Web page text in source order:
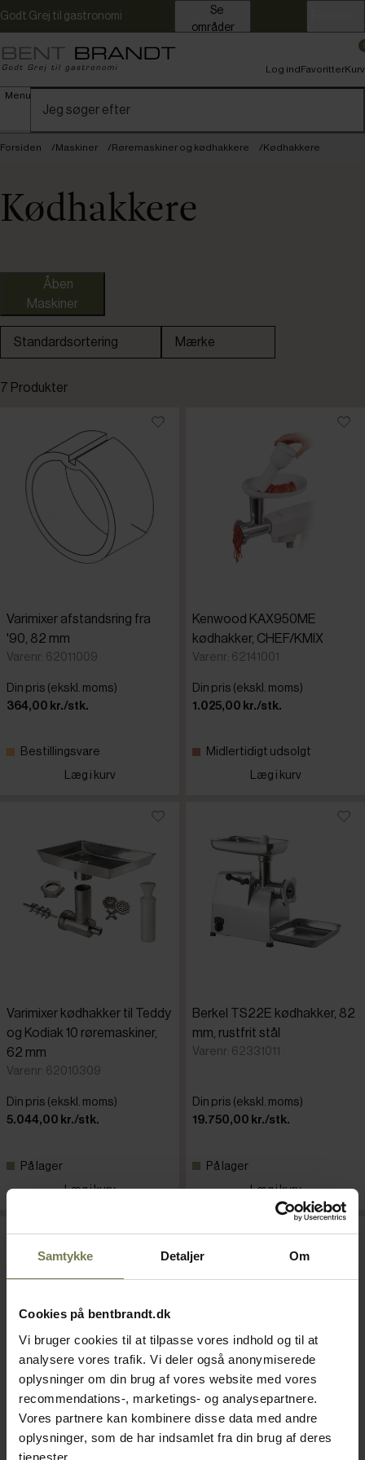
Samtykke Detaljer Om
Cookies på bentbrandt.dk
Vi bruger cookies til at tilpasse vores indhold og til at
analysere vores trafik. Vi deler også anonymiserede
oplysninger om din brug af vores website med vores
recommendations-, marketings- og analysepartnere.
Vores partnere kan kombinere disse data med andre
oplysninger, som de har indsamlet fra din brug af deres
tjenester.
Godt Grej til gastronomi
områder
Menu
Log indFavoritterKurv
Forsiden Maskiner Røremaskiner og kødhakkere Kødhakkere
Kødhakkere
Maskiner
Standardsortering
Laveste pris
Højeste pris
Tilføjet for nylig
Mærke
Santos
Varimixer
7 Produkter
Varimixer afstandsring fra
'90, 82 mm
Varenr: 62011009
Din pris (ekskl. moms)
364,00 kr./stk.
Bestillingsvare
Læg i kurv
Kenwood KAX950ME
kødhakker, CHEF/KMIX
Varenr: 62141001
Din pris (ekskl. moms)
1.025,00 kr./stk.
Midlertidigt udsolgt
Læg i kurv
Varimixer kødhakker til Teddy
og Kodiak 10 røremaskiner,
62 mm
Varenr: 62010309
Din pris (ekskl. moms)
5.044,00 kr./stk.
På lager
Læg i kurv
Berkel TS22E kødhakker, 82
mm, rustfrit stål
Varenr: 62331011
Din pris (ekskl. moms)
19.750,00 kr./stk.
På lager
Læg i kurv
Varimixer kødhakker, 82 mm
Varenr: 62011001